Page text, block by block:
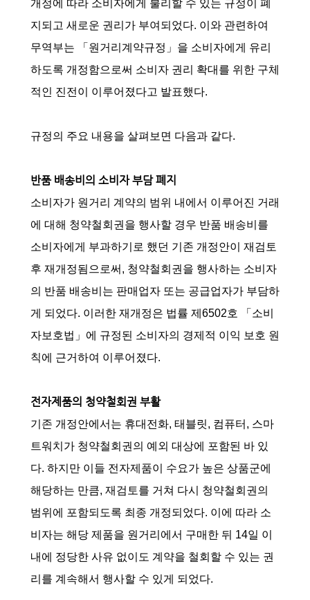
개정에 따라 소비자에게 불리할 수 있는 규정이 폐
지되고 새로운 권리가 부여되었다. 이와 관련하여
무역부는 「원거리계약규정」을 소비자에게 유리
하도록 개정함으로써 소비자 권리 확대를 위한 구체
적인 진전이 이루어졌다고 발표했다.
규정의 주요 내용을 살펴보면 다음과 같다.
반품 배송비의 소비자 부담 폐지
소비자가 원거리 계약의 범위 내에서 이루어진 거래
에 대해 청약철회권을 행사할 경우 반품 배송비를
소비자에게 부과하기로 했던 기존 개정안이 재검토
후 재개정됨으로써, 청약철회권을 행사하는 소비자
의 반품 배송비는 판매업자 또는 공급업자가 부담하
게 되었다. 이러한 재개정은 법률 제6502호 「소비
자보호법」에 규정된 소비자의 경제적 이익 보호 원
칙에 근거하여 이루어졌다.
전자제품의 청약철회권 부활
기존 개정안에서는 휴대전화, 태블릿, 컴퓨터, 스마
트워치가 청약철회권의 예외 대상에 포함된 바 있
다. 하지만 이들 전자제품이 수요가 높은 상품군에
해당하는 만큼, 재검토를 거쳐 다시 청약철회권의
범위에 포함되도록 최종 개정되었다. 이에 따라 소
비자는 해당 제품을 원거리에서 구매한 뒤 14일 이
내에 정당한 사유 없이도 계약을 철회할 수 있는 권
리를 계속해서 행사할 수 있게 되었다.